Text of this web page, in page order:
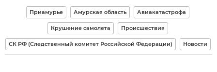
Приамурье Амурская область Авиакатастрофа
Крушение самолета Происшествия
СК РФ (Следственный комитет Российской Федерации) Новости